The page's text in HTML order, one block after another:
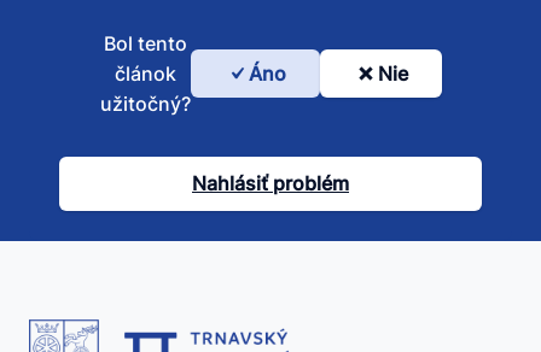
Bol
článok
užitočný?
Bol tento
článok
užitočný?
Áno Nie
Nahlásiť problém